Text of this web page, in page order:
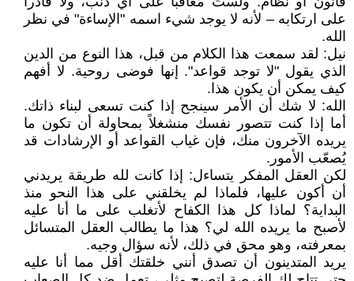
على ارتكابه – لأنه لا يوجد شيء اسمه "الإساءة" في نظر
الله.
نيل: لقد سمعت هذا الكلام من قبل، هذا النوع من الدين
الذي يقول "لا توجد قواعد". إنها فوضى روحية. لا أفهم
كيف يمكن أن يكون هذا.
الله: لا شك أن الأمر سينجح إذا كنت تسعى لبناء ذاتك.
أما إذا كنت تتصور نفسك منشغلاً بمحاولة أن تكون ما
يريده الآخرون منك، فإن غياب القواعد أو الإرشادات قد
يُصعّب الأمور.
لكن العقل المفكر يتساءل: إذا كانت لله طريقة يريدني
أن أكون عليها، فلماذا لم يخلقني على هذا النحو منذ
البداية؟ لماذا كل هذا الكفاح لأتغلب على ما أنا عليه
لأصبح ما يريده الله لي؟ هذا ما يطالب العقل المتسائل
بمعرفته، وهو محق في ذلك، لأنه سؤال وجيه.
يريد المتدينون أن تصدق أنني خلقتك أقل مما أنا عليه